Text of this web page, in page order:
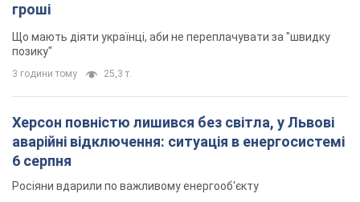
гроші
Що мають діяти українці, аби не переплачувати за "швидку
позику"
3 години тому 25,3 т.
Херсон повністю лишився без світла, у Львові
аварійні відключення: ситуація в енергосистемі
6 серпня
Росіяни вдарили по важливому енергооб'єкту